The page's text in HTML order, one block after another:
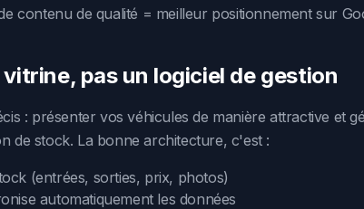
contenu de qualité = meilleur positionnement sur
pas un logiciel de gestion
: présenter vos véhicules de manière attractive et
de stock. La bonne architecture, c'est :
(entrées, sorties, prix, photos)
automatiquement les données